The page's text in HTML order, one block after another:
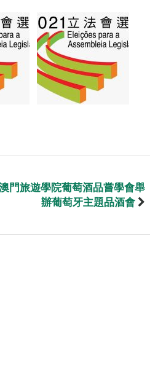
門旅遊學院葡萄酒品嘗學會舉
辦葡萄牙主題品酒會